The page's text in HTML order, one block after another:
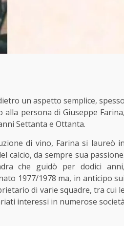
un aspetto semplice, spesso
persona di Giuseppe Farina,
Settanta e Ottanta.
di vino, Farina si laureò in
calcio, da sempre sua passione.
che guidò per dodici anni,
1977/1978 ma, in anticipo sui
di varie squadre, tra cui le
interessi in numerose società